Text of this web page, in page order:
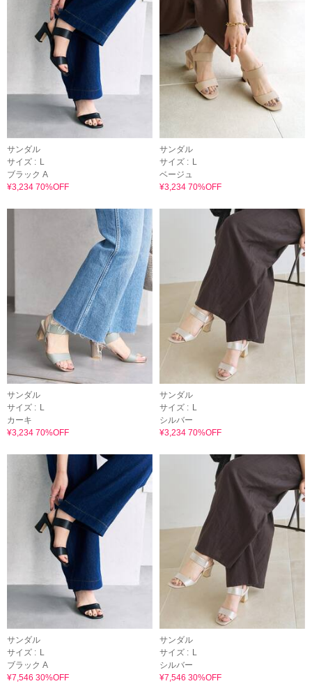
サンダル
サイズ : L
ブラック A
¥3,234 70%OFF
サンダル
サイズ : L
ベージュ
¥3,234 70%OFF
サンダル
サイズ : L
カーキ
¥3,234 70%OFF
サンダル
サイズ : L
シルバー
¥3,234 70%OFF
サンダル
サイズ : L
ブラック A
¥7,546 30%OFF
サンダル
サイズ : L
シルバー
¥7,546 30%OFF